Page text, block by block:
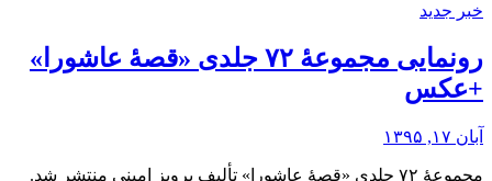
خبر جدید
رونمایی مجموعۀ ۷۲ جلدی «قصۀ عاشورا»
+عکس
آبان ۱۷, ۱۳۹۵
مجموعۀ ۷۲ جلدی «قصۀ عاشورا» تألیف پرویز امینی منتشر شد.